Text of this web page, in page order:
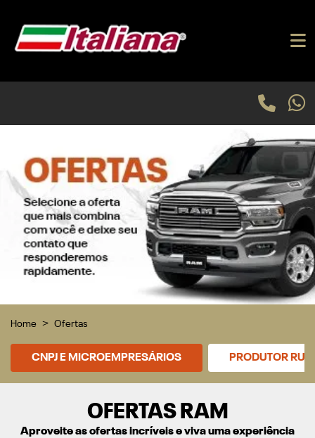
Home Ofertas
CNPJ E MICROEMPRESÁRIOS PRODUTOR
OFERTAS RAM
Aproveite as ofertas incríveis e viva uma experiência